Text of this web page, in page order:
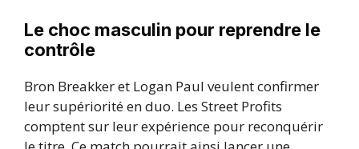
Le choc masculin pour reprendre le
contrôle
Bron Breakker et Logan Paul veulent confirmer
leur supériorité en duo. Les Street Profits
comptent sur leur expérience pour reconquérir